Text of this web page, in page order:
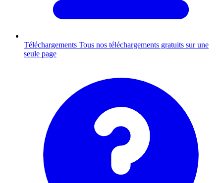
Téléchargements Tous nos téléchargements gratuits sur une
seule page